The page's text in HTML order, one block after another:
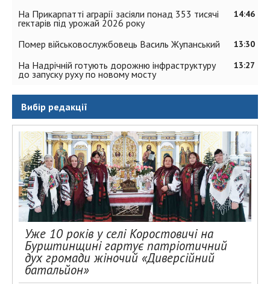
14:46
На Прикарпатті аграрії засіяли понад 353 тисячі
гектарів під урожай 2026 року
13:30
Помер військовослужбовець Василь Жупанський
13:27
На Надрічній готують дорожню інфраструктуру
до запуску руху по новому мосту
Вибір редакції
Уже 10 років у селі Коростовичі на
Бурштинщині гартує патріотичний
дух громади жіночий «Диверсійний
батальйон»